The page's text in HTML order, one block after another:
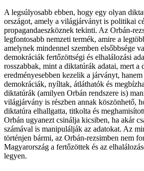
A legsúlyosabb ebben, hogy egy olyan
országot, amely a világjárványt is politikai
propagandaeszköznek tekinti. Az Orbán-
legfontosabb nemzeti termék, amire a
amelynek mindennel szemben elsőbbsége
demokráciák fertőzöttségi és elhalálozási
rosszabbak, mint a diktatúrák adatai, mert a
eredményesebben kezelik a járványt,
demokráciák, nyíltak, átláthatók és
diktatúrák (amilyen Orbán rendszere is)
világjárvány is részben annak köszönhető,
diktatúra elhallgatta, titkolta és
Orbán ugyanezt csinálja kicsiben, ha akár
számával is manipulálják az adatokat. Az
történjen bármi, az Orbán-rezsimben nem
Magyarország a fertőzöttek és az
legyen.